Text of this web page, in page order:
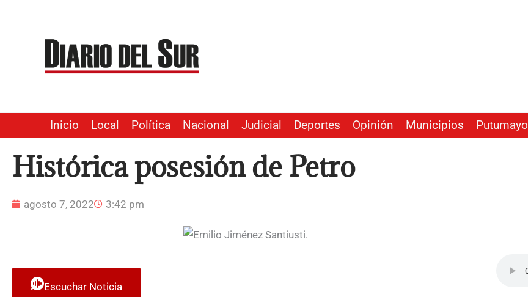
contenido
Inicio Local Política Nacional Judicial Deportes Opinión Municipios Putumayo
Histórica posesión de Petro
agosto 7, 2022 3:42 pm
Escuchar Noticia